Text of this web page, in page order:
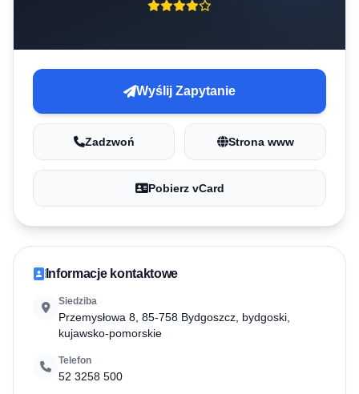
Wyślij Zapytanie
Zadzwoń Strona www
Pobierz vCard
Informacje kontaktowe
Siedziba
Przemysłowa 8, 85-758 Bydgoszcz, bydgoski,
kujawsko-pomorskie
Telefon
52 3258 500